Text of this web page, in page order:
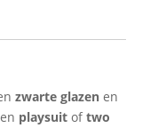
zwarte glazenen
playsuitoftwo